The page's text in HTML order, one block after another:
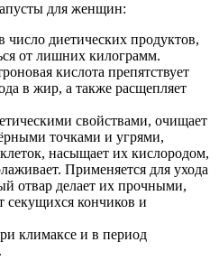
для женщин:
число диетических продуктов,
от лишних килограмм.
кислота препятствует
в жир, а также расщепляет
свойствами, очищает
точками и угрями,
насыщает их кислородом,
Применяется для ухода
отвар делает их прочными,
секущихся кончиков и
климаксе и в период